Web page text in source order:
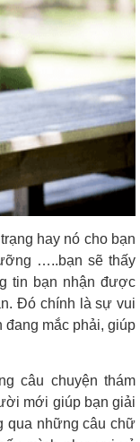
hay nó cho bạn
…..bạn sẽ thấy
tin bạn nhận được
Đó chính là sự vui
mắc phải, giúp
câu chuyện thám
mới giúp bạn giải
qua những câu chữ